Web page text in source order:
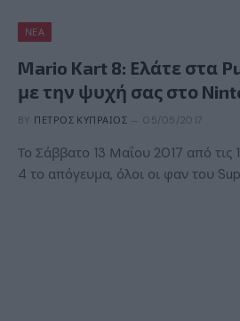
ΝΈΑ
Mario Kart 8: Ελάτε στα
με την ψυχή σας στο
BY ΠΈΤΡΟΣ ΚΥΠΡΑΊΟΣ 05/05/2017
Το Σάββατο 13 Μαΐου 2017 από τις
4 το απόγευμα, όλοι οι φαν του